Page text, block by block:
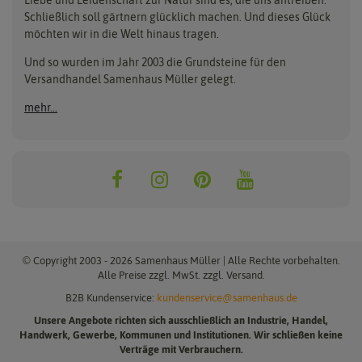
Beleuchtung
Folien, Vliese und Netze
Gartengeräte
Nützlinge & Nisthilfen
Keimsprossen
Saatgut für Werbezwecke
Samen-Sets
Gemüsesamen
Exotische Samen
Rasensamen
Pflanzgut
Pflanzschalotten
Steckzwiebeln
Buzzy Seeds
Clever Pots
Dürr-Samen
FLORTUS
Greenline
Grüne Oase
ReNatura Vogelwelt
Schließlich soll gärtnern glücklich machen. Und dieses Glück
möchten wir in die Welt hinaus tragen.
Und so wurden im Jahr 2003 die Grundsteine für den
Versandhandel Samenhaus Müller gelegt.
mehr...
© Copyright 2003 - 2026 Samenhaus Müller | Alle Rechte vorbehalten.
Alle Preise zzgl. MwSt. zzgl. Versand.
B2B Kundenservice: kundenservice@samenhaus.de
Unsere Angebote richten sich ausschließlich an Industrie, Handel,
Handwerk, Gewerbe, Kommunen und Institutionen. Wir schließen keine
Verträge mit Verbrauchern.